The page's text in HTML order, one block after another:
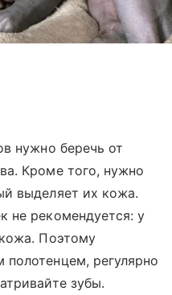
нужно беречь от
Кроме того, нужно
выделяет их кожа.
не рекомендуется: у
Поэтому
регулярно
зубы.